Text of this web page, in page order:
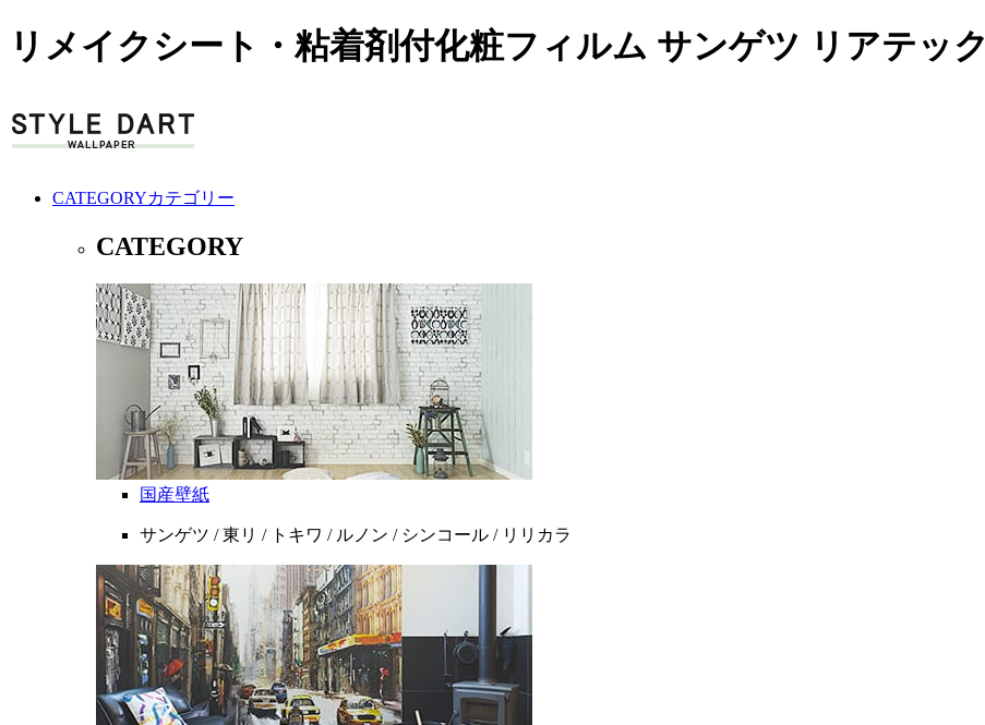
リメイクシート・粘着剤付化粧フィルム サンゲツ リアテック
CATEGORYカテゴリー
CATEGORY
国産壁紙
サンゲツ / 東リ / トキワ / ルノン / シンコール / リリカラ